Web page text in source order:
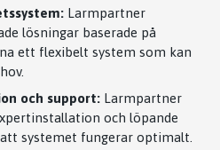
Larmpartner
lösningar baserade på
ett flexibelt system som kan
och support: Larmpartner
och löpande
systemet fungerar optimalt.